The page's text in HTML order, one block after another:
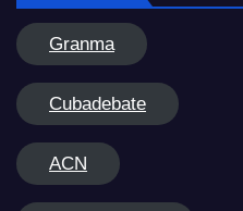
Granma
Cubadebate
ACN